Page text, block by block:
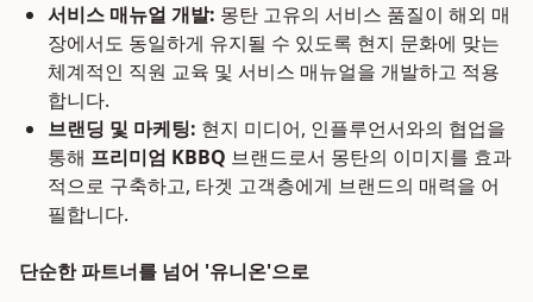
서비스 매뉴얼 개발: 몽탄 고유의 서비스 품질이 해외 매
장에서도 동일하게 유지될 수 있도록 현지 문화에 맞는
체계적인 직원 교육 및 서비스 매뉴얼을 개발하고 적용
합니다.
브랜딩 및 마케팅: 현지 미디어, 인플루언서와의 협업을
통해 프리미엄 KBBQ 브랜드로서 몽탄의 이미지를 효과
적으로 구축하고, 타겟 고객층에게 브랜드의 매력을 어
필합니다.
단순한 파트너를 넘어 '유니온'으로